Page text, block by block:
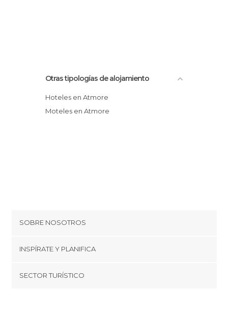
Otras tipologías de alojamiento
Hoteles en Atmore
Moteles en Atmore
SOBRE NOSOTROS
Cookies
Términos y condiciones
INSPÍRATE Y PLANIFICA
SECTOR TURÍSTICO